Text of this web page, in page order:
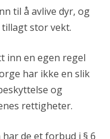
til å avlive dyr, og
stor vekt.
inn en egen regel
har ikke en slik
og
rettigheter.
de et forbud i § 6